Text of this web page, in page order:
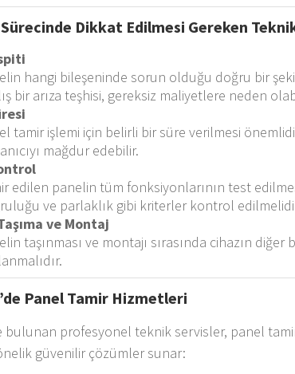
Dikkat Edilmesi Gereken
hangi bileşeninde sorun olduğu doğru bir
bir arıza teşhisi, gereksiz maliyetlere neden
tamir işlemi için belirli bir süre verilmesi
mağdur edebilir.
edilen panelin tüm fonksiyonlarının test
ve parlaklık gibi kriterler kontrol
ve Montaj
taşınması ve montajı sırasında cihazın
Panel Tamir Hizmetleri
bulunan profesyonel teknik servisler, panel
güvenilir çözümler sunar: